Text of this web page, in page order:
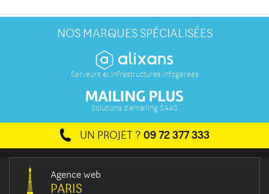
NOS MARQUES SPÉCIALISÉES
Serveurs et Infrastructures infogérées
Solutions d'emailing SAAS
UN PROJET ? 09 72 377 333
Agence web
PARIS